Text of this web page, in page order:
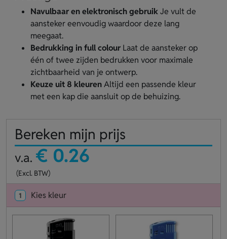
Navulbaar en elektronisch gebruikJe vult de
aansteker eenvoudig waardoor deze lang
meegaat.
Bedrukking in full colour Laat de aansteker op
één of twee zijden bedrukken voor maximale
zichtbaarheid van je ontwerp.
Keuze uit 8 kleurenAltijd een passende kleur
met een kap die aansluit op de behuizing.
Bereken mijn prijs
v.a. € 0.26
(Excl. BTW)
1 Kies kleur